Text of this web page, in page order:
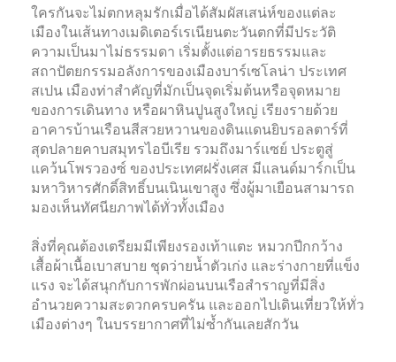
ใครกันจะไม่ตกหลุมรักเมื่อได้สัมผัสเสน่ห์ของแต่ละ
เมืองในเส้นทางเมดิเตอร์เรเนียนตะวันตกที่มีประวัติ
ความเป็นมาไม่ธรรมดา เริ่มตั้งแต่อารยธรรมและ
สถาปัตยกรรมอลังการของเมืองบาร์เซโลน่า ประเทศ
สเปน เมืองท่าสำคัญที่มักเป็นจุดเริ่มต้นหรือจุดหมาย
ของการเดินทาง หรือผาหินปูนสูงใหญ่ เรียงรายด้วย
อาคารบ้านเรือนสีสวยหวานของดินแดนยิบรอลตาร์ที่
สุดปลายคาบสมุทรไอบีเรีย รวมถึงมาร์แซย์ ประตูสู่
แคว้นโพรวองซ์ ของประเทศฝรั่งเศส มีแลนด์มาร์กเป็น
มหาวิหารศักดิ์สิทธิ์บนเนินเขาสูง ซึ่งผู้มาเยือนสามารถ
มองเห็นทัศนียภาพได้ทั่วทั้งเมือง
สิ่งที่คุณต้องเตรียมมีเพียงรองเท้าแตะ หมวกปีกกว้าง
เสื้อผ้าเนื้อเบาสบาย ชุดว่ายน้ำตัวเก่ง และร่างกายที่แข็ง
แรง จะได้สนุกกับการพักผ่อนบนเรือสำราญที่มีสิ่ง
อำนวยความสะดวกครบครัน และออกไปเดินเที่ยวให้ทั่ว
เมืองต่างๆ ในบรรยากาศที่ไม่ซ้ำกันเลยสักวัน